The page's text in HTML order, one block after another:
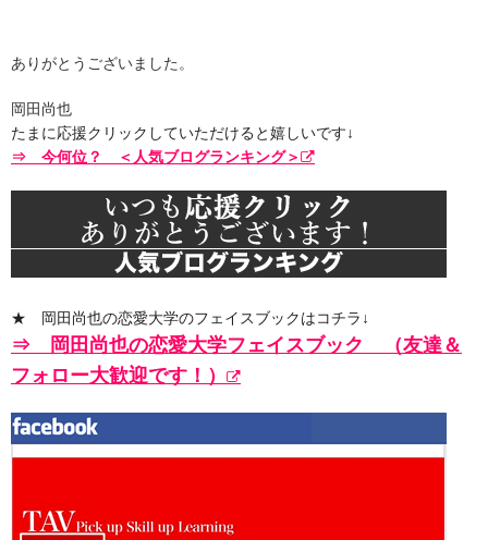
ありがとうございました。
岡田尚也
たまに応援クリックしていただけると嬉しいです↓
⇒ 今何位？ ＜人気ブログランキング＞
★ 岡田尚也の恋愛大学のフェイスブックはコチラ↓
⇒ 岡田尚也の恋愛大学フェイスブック （友達＆
フォロー大歓迎です！）